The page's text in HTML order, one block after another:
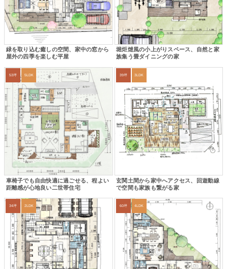
緑を取り込む癒しの空間、家中の窓から
屋外の四季を楽しむ平屋
堀炬燵風の小上がりスペース、自然と家
族集う畳ダイニングの家
53坪 5LDK
車椅子でも自由快適に過ごせる、程よい
距離感が心地良い二世帯住宅
39坪 3LDK
玄関土間から家中へアクセス、回遊動線
で空間も家族も繋がる家
34坪 2LDK 60坪 4LDK